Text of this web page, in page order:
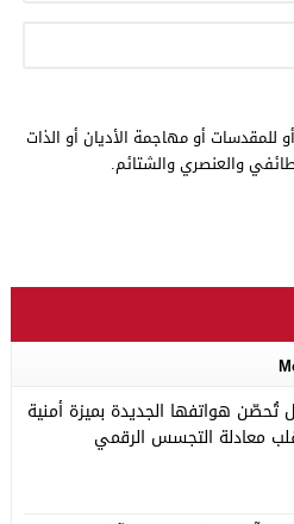
للمقدسات أو مهاجمة الأديان أو الذات
والعنصري والشتائم.
تُحصّن هواتفها الجديدة بميزة أمنية
معادلة التجسس الرقمي